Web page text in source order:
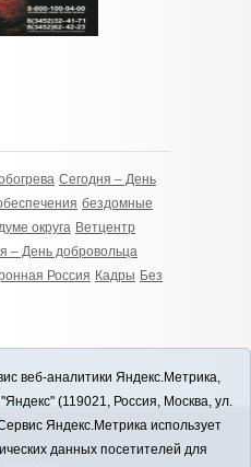
Сегодня – День
бездомные
округа Ветцентр
– День добровольца
Россия Кадры Без
веб-аналитики Яндекс.Метрика,
(119021, Россия, Москва, ул.
Яндекс.Метрика использует
данных посетителей для